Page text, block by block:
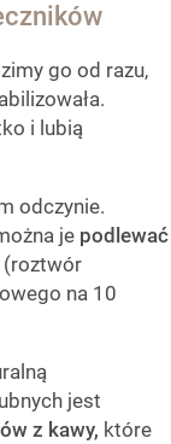
go od razu,
i lubią
odczynie.
je podlewać
(roztwór
na 10
jest
z kawy, które